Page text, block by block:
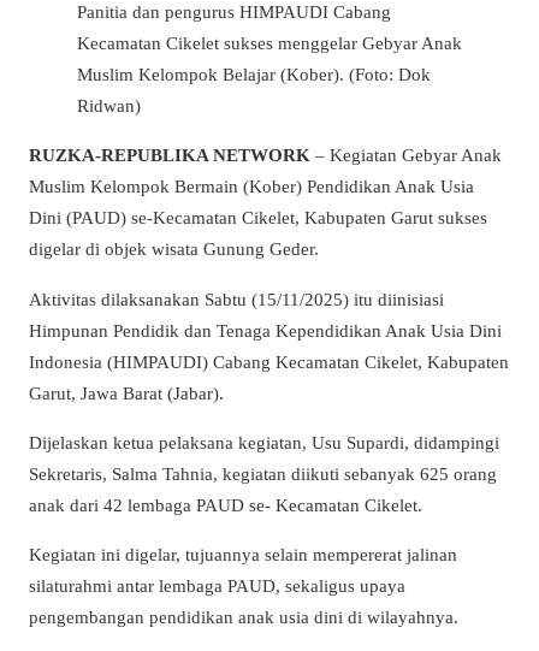
Panitia dan pengurus HIMPAUDI Cabang
Kecamatan Cikelet sukses menggelar Gebyar Anak
Muslim Kelompok Belajar (Kober). (Foto: Dok
Ridwan)
RUZKA-REPUBLIKA NETWORK – Kegiatan Gebyar Anak
Muslim Kelompok Bermain (Kober) Pendidikan Anak Usia
Dini (PAUD) se-Kecamatan Cikelet, Kabupaten Garut sukses
digelar di objek wisata Gunung Geder.
Aktivitas dilaksanakan Sabtu (15/11/2025) itu diinisiasi
Himpunan Pendidik dan Tenaga Kependidikan Anak Usia Dini
Indonesia (HIMPAUDI) Cabang Kecamatan Cikelet, Kabupaten
Garut, Jawa Barat (Jabar).
Dijelaskan ketua pelaksana kegiatan, Usu Supardi, didampingi
Sekretaris, Salma Tahnia, kegiatan diikuti sebanyak 625 orang
anak dari 42 lembaga PAUD se- Kecamatan Cikelet.
Kegiatan ini digelar, tujuannya selain mempererat jalinan
silaturahmi antar lembaga PAUD, sekaligus upaya
pengembangan pendidikan anak usia dini di wilayahnya.